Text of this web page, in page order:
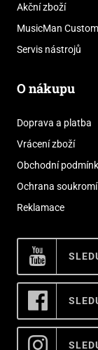
Akční zboží
MusicMan Custom
Servis nástrojů
O nákupu
Doprava a platba
Vrácení zboží
Obchodní
Ochrana soukromí
Reklamace